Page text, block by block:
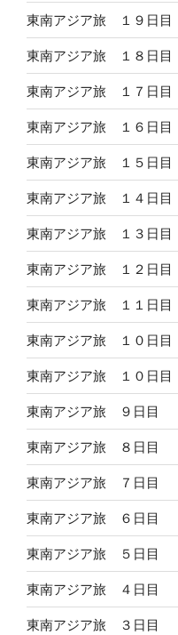
東南アジア旅 １９日目
東南アジア旅 １８日目
東南アジア旅 １７日目
東南アジア旅 １６日目
東南アジア旅 １５日目
東南アジア旅 １４日目
東南アジア旅 １３日目
東南アジア旅 １２日目
東南アジア旅 １１日目
東南アジア旅 １０日目
東南アジア旅 １０日目
東南アジア旅 ９日目
東南アジア旅 ８日目
東南アジア旅 ７日目
東南アジア旅 ６日目
東南アジア旅 ５日目
東南アジア旅 ４日目
東南アジア旅 ３日目